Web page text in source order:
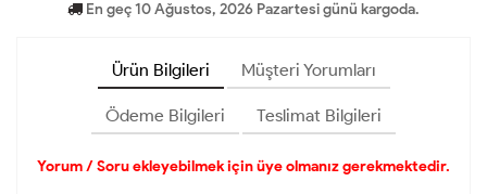
En geç 10 Ağustos, 2026 Pazartesi günü kargoda.
Ürün Bilgileri Müşteri Yorumları
Ödeme Bilgileri Teslimat Bilgileri
Yorum / Soru ekleyebilmek için üye olmanız gerekmektedir.